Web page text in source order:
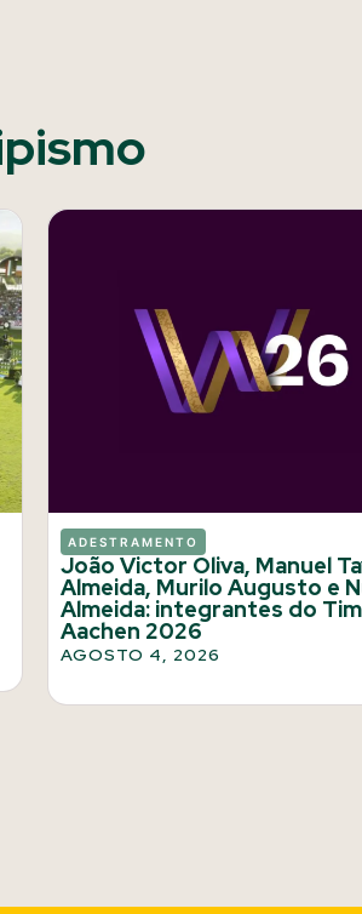
ADESTRAMENTO
João Victor Oliva, Manuel
Almeida, Murilo Augusto e
Almeida: integrantes do
Aachen 2026
AGOSTO 4, 2026